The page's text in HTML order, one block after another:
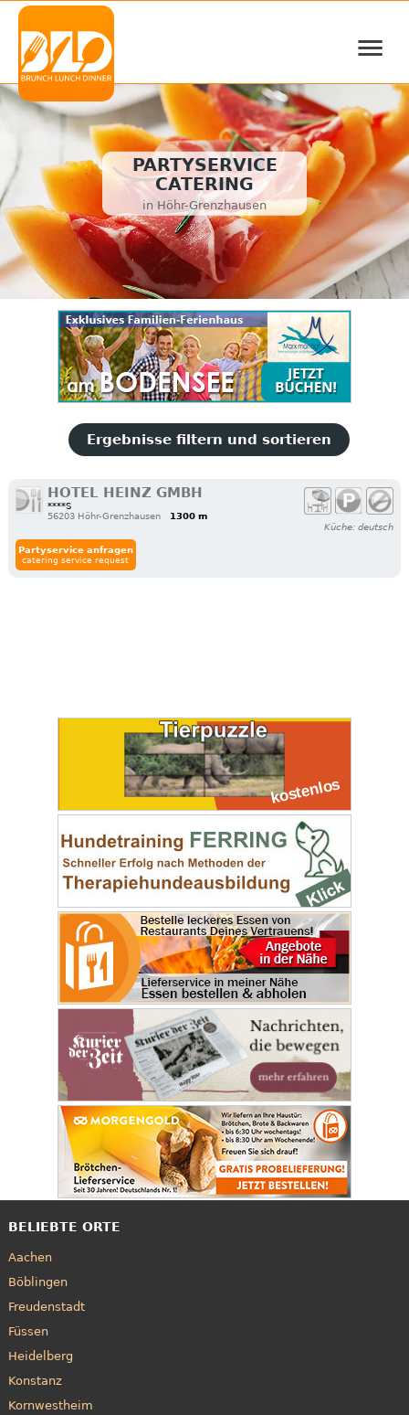
≡
PARTYSERVICE
CATERING
in Höhr-Grenzhausen
Ergebnisse filtern und sortieren
HOTEL HEINZ GMBH
****S
56203 Höhr-Grenzhausen
1300 m
Küche: deutsch
Partyservice anfragen
catering service request
BELIEBTE ORTE
Aachen
Böblingen
Freudenstadt
Füssen
Heidelberg
Konstanz
Kornwestheim